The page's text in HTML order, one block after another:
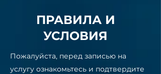
ПРАВИЛА И
УСЛОВИЯ
Пожалуйста, перед записью на
услугу ознакомьтесь и подтвердите